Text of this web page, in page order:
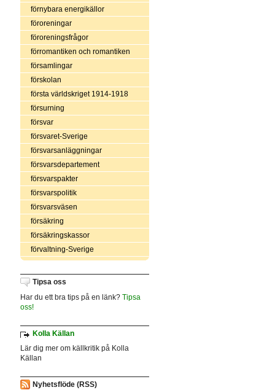
förnybara energikällor
föroreningar
föroreningsfrågor
förromantiken och romantiken
församlingar
förskolan
första världskriget 1914-1918
försurning
försvar
försvaret-Sverige
försvarsanläggningar
försvarsdepartement
försvarspakter
försvarspolitik
försvarsväsen
försäkring
försäkringskassor
förvaltning-Sverige
Tipsa oss
Har du ett bra tips på en länk? Tipsa
oss!
Kolla Källan
Lär dig mer om källkritik på Kolla
Källan
Nyhetsflöde (RSS)